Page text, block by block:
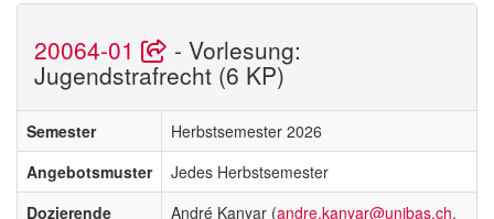
20064-01 - Vorlesung:
Jugendstrafrecht (6 KP)
Semester
Herbstsemester 2026
Angebotsmuster
Jedes Herbstsemester
Dozierende
André Kanyar (andre.kanyar@unibas.ch,